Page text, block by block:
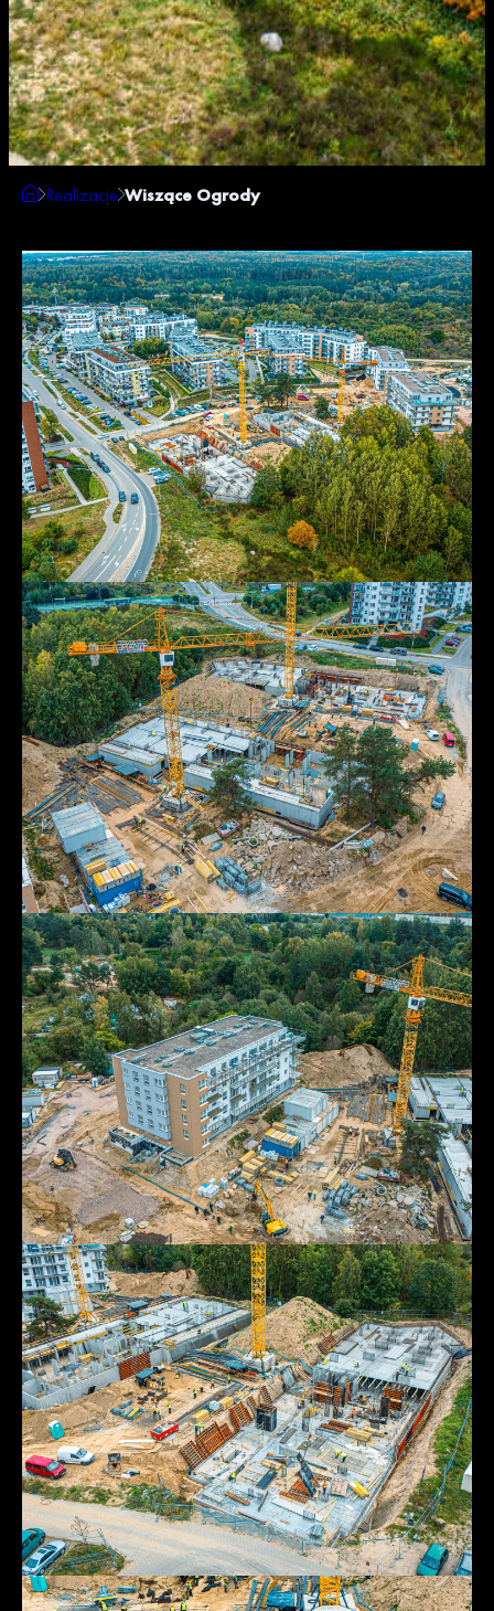
Realizacje Wiszące Ogrody